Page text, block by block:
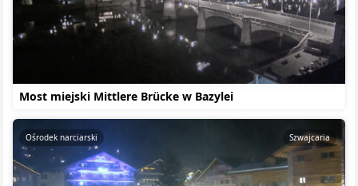
Most miejski Mittlere Brücke w Bazylei
Ośrodek narciarski Szwajcaria